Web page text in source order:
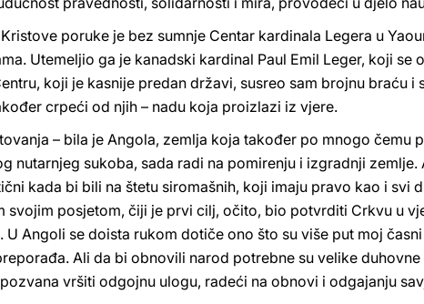
poruke je bez sumnje Centar kardinala Legera u
Utemeljio ga je kanadski kardinal Paul Emil Leger, koji se
koji je kasnije predan državi, susreo sam brojnu braću i
crpeći od njih – nadu koja proizlazi iz vjere.
– bila je Angola, zemlja koja također po mnogo čemu
nutarnjeg sukoba, sada radi na pomirenju i izgradnji zemlje.
kada bi bili na štetu siromašnih, koji imaju pravo kao i svi
svojim posjetom, čiji je prvi cilj, očito, bio potvrditi Crkvu u
Angoli se doista rukom dotiče ono što su više put moj
Ali da bi obnovili narod potrebne su velike duhovne
vršiti odgojnu ulogu, radeći na obnovi i odgajanju